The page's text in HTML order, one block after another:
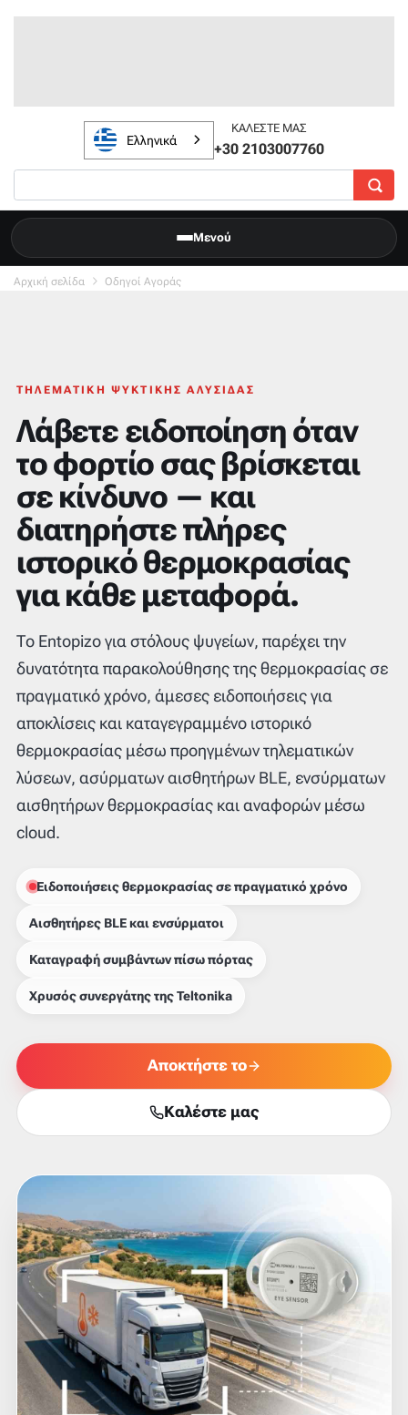
Ελληνικά
ΚΑΛΈΣΤΕ ΜΑΣ
+30 2103007760
Μενού
Αρχική σελίδα Οδηγοί Αγοράς
ΤΗΛΕΜΑΤΙΚΉ ΨΥΚΤΙΚΉΣ ΑΛΥΣΊΔΑΣ
Λάβετε ειδοποίηση όταν
το φορτίο σας βρίσκεται
σε κίνδυνο — και
διατηρήστε πλήρες
ιστορικό θερμοκρασίας
για κάθε μεταφορά.
Το Entopizo για στόλους ψυγείων, παρέχει την
δυνατότητα παρακολούθησης της θερμοκρασίας σε
πραγματικό χρόνο, άμεσες ειδοποιήσεις για
αποκλίσεις και καταγεγραμμένο ιστορικό
θερμοκρασίας μέσω προηγμένων τηλεματικών
λύσεων, ασύρματων αισθητήρων BLE, ενσύρματων
αισθητήρων θερμοκρασίας και αναφορών μέσω
cloud.
Ειδοποιήσεις θερμοκρασίας σε πραγματικό χρόνο
Αισθητήρες BLE και ενσύρματοι
Καταγραφή συμβάντων πίσω πόρτας
Χρυσός συνεργάτης της Teltonika
Αποκτήστε το
Καλέστε μας